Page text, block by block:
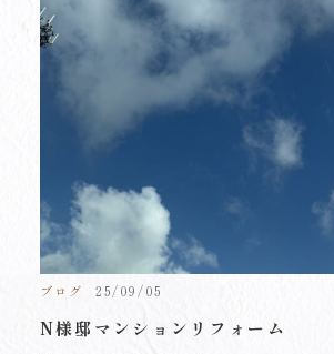
ブログ 25/09/05
N様邸マンションリフォーム